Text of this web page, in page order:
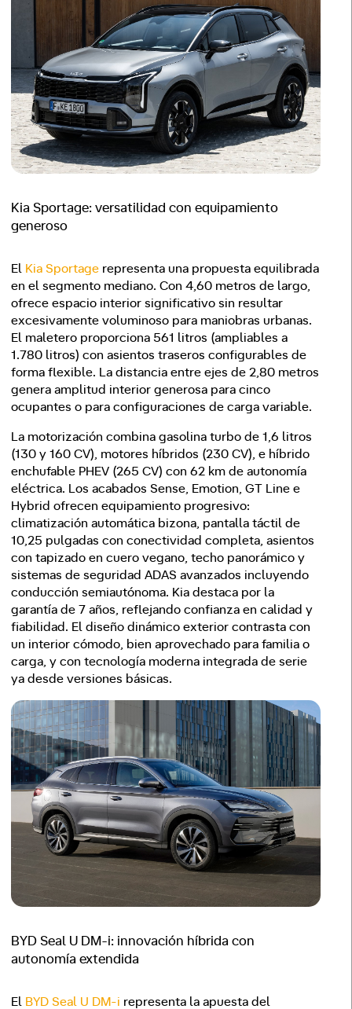
Kia Sportage: versatilidad con equipamiento
generoso
El Kia Sportage representa una propuesta equilibrada
en el segmento mediano. Con 4,60 metros de largo,
ofrece espacio interior significativo sin resultar
excesivamente voluminoso para maniobras urbanas.
El maletero proporciona 561 litros (ampliables a
1.780 litros) con asientos traseros configurables de
forma flexible. La distancia entre ejes de 2,80 metros
genera amplitud interior generosa para cinco
ocupantes o para configuraciones de carga variable.
La motorización combina gasolina turbo de 1,6 litros
(130 y 160 CV), motores híbridos (230 CV), e híbrido
enchufable PHEV (265 CV) con 62 km de autonomía
eléctrica. Los acabados Sense, Emotion, GT Line e
Hybrid ofrecen equipamiento progresivo:
climatización automática bizona, pantalla táctil de
10,25 pulgadas con conectividad completa, asientos
con tapizado en cuero vegano, techo panorámico y
sistemas de seguridad ADAS avanzados incluyendo
conducción semiautónoma. Kia destaca por la
garantía de 7 años, reflejando confianza en calidad y
fiabilidad. El diseño dinámico exterior contrasta con
un interior cómodo, bien aprovechado para familia o
carga, y con tecnología moderna integrada de serie
ya desde versiones básicas.
BYD Seal U DM-i: innovación híbrida con
autonomía extendida
El BYD Seal U DM-i representa la apuesta del